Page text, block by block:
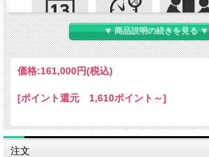
▼ 商品説明の続きを見る ▼
価格:161,000円(税込)
[ポイント還元 1,610ポイント～]
注文